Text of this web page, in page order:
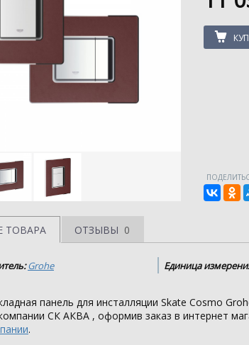
ТОВАРА ОТЗЫВЫ 0
Grohe Единица
панель для инсталляции Skate Cosmo
СК АКВА , оформив заказ в интернет
.